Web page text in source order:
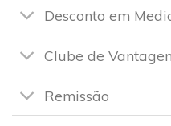
Desconto em
Clube de
Remissão